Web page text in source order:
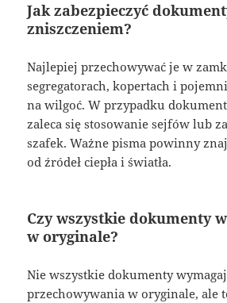
Jak zabezpieczyć
zniszczeniem?
Najlepiej przechowywać je w
segregatorach, kopertach i
na wilgoć. W przypadku
zaleca się stosowanie sejfów lub
szafek. Ważne pisma powinny
od źródeł ciepła i światła.
Czy wszystkie dokumenty
w oryginale?
Nie wszystkie dokumenty
przechowywania w oryginale, ale